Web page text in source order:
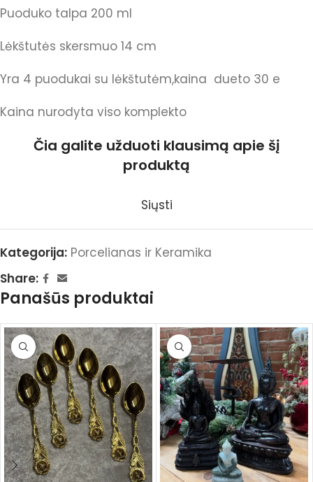
Puoduko talpa 200 ml
Lėkštutės skersmuo 14 cm
Yra 4 puodukai su lėkštutėm,kaina dueto 30 e
Kaina nurodyta viso komplekto
Čia galite užduoti klausimą apie šį
produktą
Siųsti
Kategorija: Porcelianas ir Keramika
Share:
Panašūs produktai